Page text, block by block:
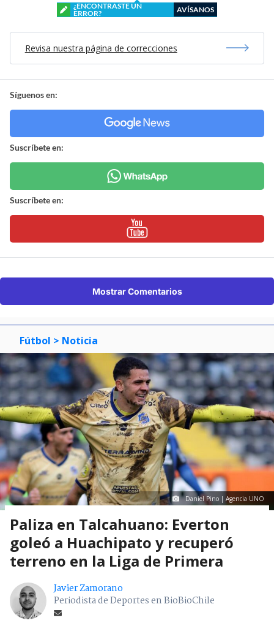
¿ENCONTRASTE UN
ERROR?
AVÍSANOS
Revisa nuestra página de correcciones
Síguenos en:
Suscríbete en:
Suscríbete en:
Mostrar Comentarios
Fútbol > Noticia
Daniel Pino | Agencia UNO
Paliza en Talcahuano: Everton
goleó a Huachipato y recuperó
terreno en la Liga de Primera
Javier Zamorano
Periodista de Deportes en BioBioChile